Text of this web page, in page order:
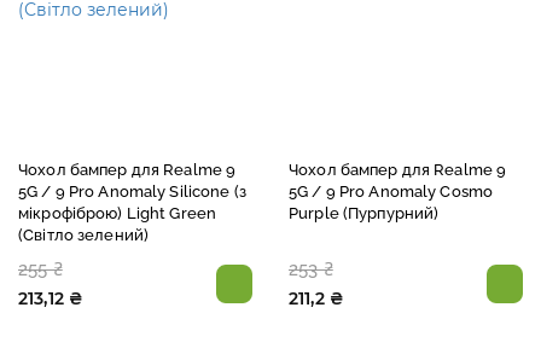
Чохол бампер для Realme 9
5G / 9 Pro Anomaly Silicone (з
мікрофіброю) Light Green
(Світло зелений)
255 ₴
213,12 ₴
Чохол бампер для Realme 9
5G / 9 Pro Anomaly Cosmo
Purple (Пурпурний)
253 ₴
211,2 ₴